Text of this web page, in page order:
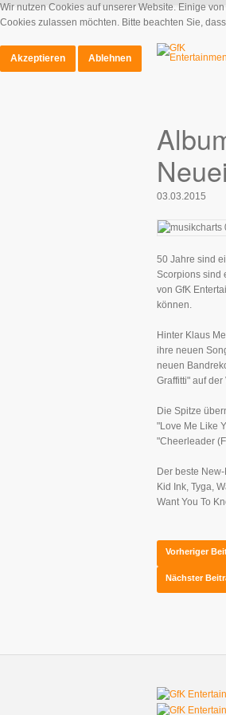
03.03.2015
50 Jahre sind
Scorpions sind
von GfK
können.
Hinter Klaus
ihre neuen
neuen
Graffitti" auf
Die Spitze
"Love Me Like
"Cheerleader
Der beste
Kid Ink, Tyga,
Want You To
Vorheriger
Nächster
Wir nutzen Cookies auf unserer Website. Einige
Cookies zulassen möchten. Bitte beachten Sie,
Akzeptieren
Ablehnen